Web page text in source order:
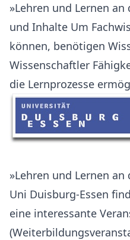
»Lehren und Lernen
und Inhalte Um
können, benötigen
Wissenschaftler
die Lernprozesse
»Lehren und Lernen
Uni Duisburg-Essen
eine interessante